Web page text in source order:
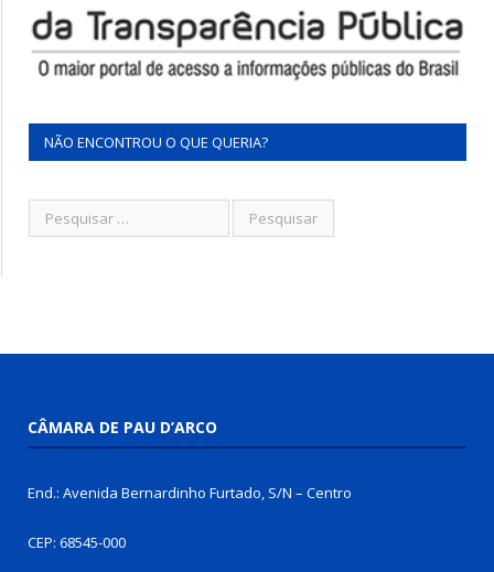
NÃO ENCONTROU O QUE QUERIA?
CÂMARA DE PAU D’ARCO
End.: Avenida Bernardinho Furtado, S/N – Centro
CEP: 68545-000